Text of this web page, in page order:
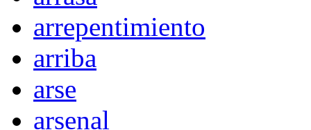
arrepentimiento
arriba
arse
arsenal